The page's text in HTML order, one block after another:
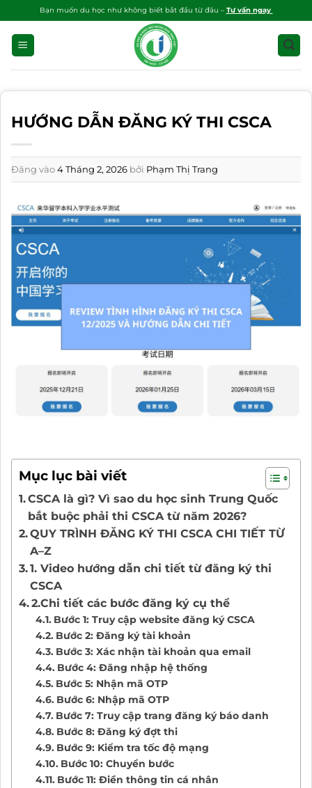
qua
dung
Bạn muốn du học như không biết bắt đầu từ đâu – Tư vấn ngay
HƯỚNG DẪN ĐĂNG KÝ THI CSCA
Đăng vào4 Tháng 2, 2026 bởi Phạm Thị Trang
Mục lục bài viết
CSCA là gì? Vì sao du học sinh Trung Quốc
bắt buộc phải thi CSCA từ năm 2026?
QUY TRÌNH ĐĂNG KÝ THI CSCA CHI TIẾT TỪ
A–Z
1. Video hướng dẫn chi tiết từ đăng ký thi
CSCA
2.Chi tiết các bước đăng ký cụ thể
Bước 1: Truy cập website đăng ký CSCA
Bước 2: Đăng ký tài khoản
Bước 3: Xác nhận tài khoản qua email
Bước 4: Đăng nhập hệ thống
Bước 5: Nhận mã OTP
Bước 6: Nhập mã OTP
Bước 7: Truy cập trang đăng ký báo danh
Bước 8: Đăng ký đợt thi
Bước 9: Kiểm tra tốc độ mạng
Bước 10: Chuyển bước
Bước 11: Điền thông tin cá nhân